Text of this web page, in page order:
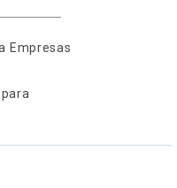
Empresas